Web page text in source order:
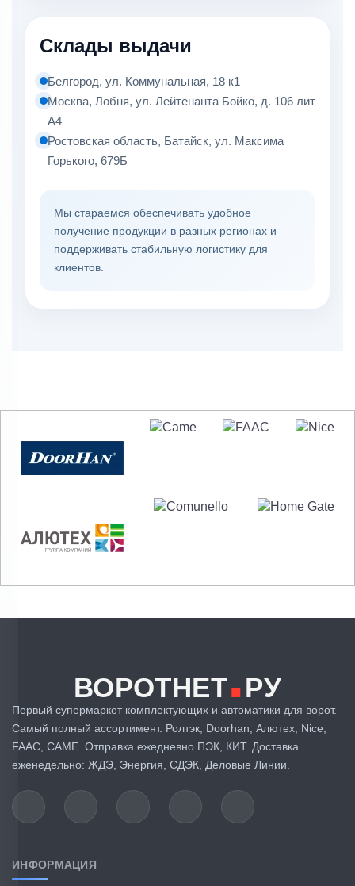
Склады выдачи
Белгород, ул. Коммунальная, 18 к1
Москва, Лобня, ул. Лейтенанта Бойко, д. 106 лит
А4
Ростовская область, Батайск, ул. Максима
Горького, 679Б
Мы стараемся обеспечивать удобное
получение продукции в разных регионах и
поддерживать стабильную логистику для
клиентов.
ВОРОТНЕТ.РУ
Первый супермаркет комплектующих и автоматики для ворот.
Самый полный ассортимент. Ролтэк, Doorhan, Алютех, Nice,
FAAC, CAME. Отправка ежедневно ПЭК, КИТ. Доставка
еженедельно: ЖДЭ, Энергия, СДЭК, Деловые Линии.
ИНФОРМАЦИЯ